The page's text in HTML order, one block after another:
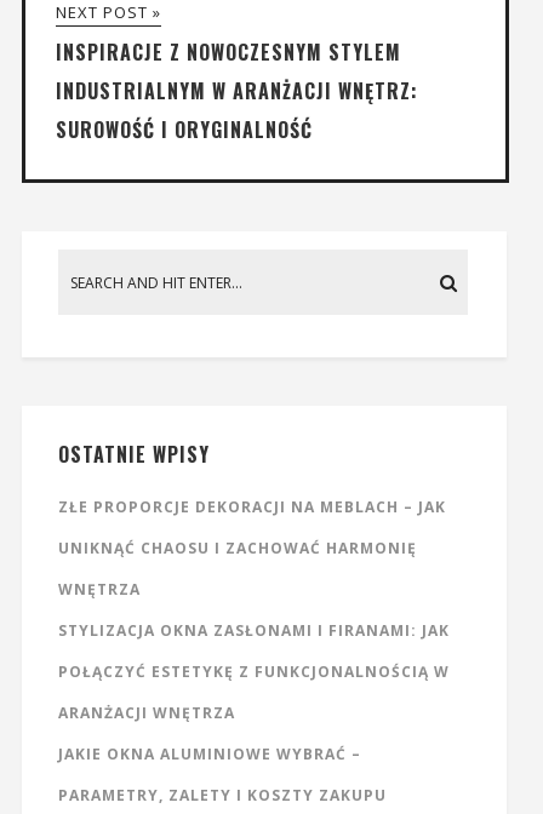
NEXT POST »
INSPIRACJE Z NOWOCZESNYM STYLEM
INDUSTRIALNYM W ARANŻACJI WNĘTRZ:
SUROWOŚĆ I ORYGINALNOŚĆ
OSTATNIE WPISY
ZŁE PROPORCJE DEKORACJI NA MEBLACH – JAK
UNIKNĄĆ CHAOSU I ZACHOWAĆ HARMONIĘ
WNĘTRZA
STYLIZACJA OKNA ZASŁONAMI I FIRANAMI: JAK
POŁĄCZYĆ ESTETYKĘ Z FUNKCJONALNOŚCIĄ W
ARANŻACJI WNĘTRZA
JAKIE OKNA ALUMINIOWE WYBRAĆ –
PARAMETRY, ZALETY I KOSZTY ZAKUPU